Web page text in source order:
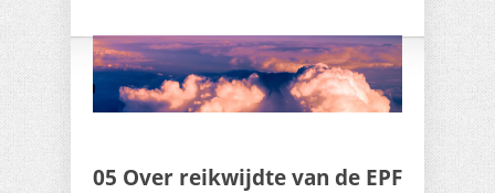
05 Over reikwijdte van de EPF